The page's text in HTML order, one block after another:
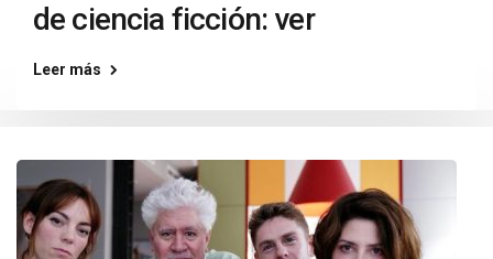
de ciencia ficción: ver
Leer más